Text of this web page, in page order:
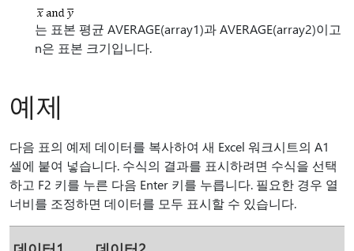
는 표본 평균 AVERAGE(array1)과 AVERAGE(array2)이고
n은 표본 크기입니다.
예제
다음 표의 예제 데이터를 복사하여 새 Excel 워크시트의 A1
셀에 붙여 넣습니다. 수식의 결과를 표시하려면 수식을 선택
하고 F2 키를 누른 다음 Enter 키를 누릅니다. 필요한 경우 열
너비를 조정하면 데이터를 모두 표시할 수 있습니다.